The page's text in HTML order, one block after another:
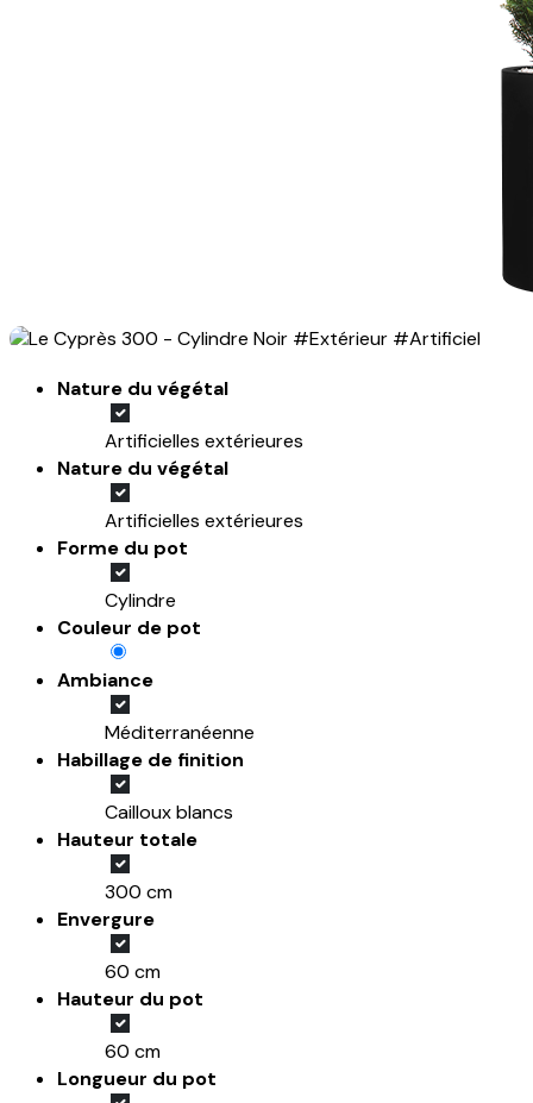
Nature du végétal
Artificielles extérieures
Nature du végétal
Artificielles extérieures
Forme du pot
Cylindre
Couleur de pot
Ambiance
Méditerranéenne
Habillage de finition
Cailloux blancs
Hauteur totale
300 cm
Envergure
60 cm
Hauteur du pot
60 cm
Longueur du pot